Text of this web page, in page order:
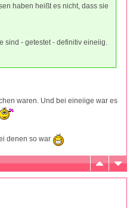
haben heißt es nicht, dass sie
sind - getestet - definitiv eineiig.
waren. Und bei eineiige war es
denen so war